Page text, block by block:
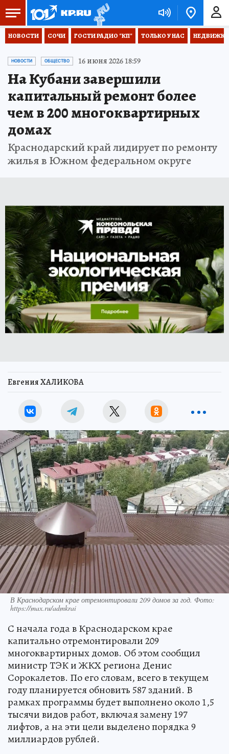
НОВОСТИ СОЧИ ГОСТИ РАДИО "КП" ТОЛЬКО У НАС НЕДВИЖКА
НОВОСТИ ОБЩЕСТВО 16 июня 2026 18:59
На Кубани завершили
капитальный ремонт более
чем в 200 многоквартирных
домах
Краснодарский край лидирует по ремонту
жилья в Южном федеральном округе
Евгения ХАЛИКОВА
В Краснодарском крае отремонтировали 209 домов за год. Фото:
https://max.ru/admkrai
С начала года в Краснодарском крае
капитально отремонтировали 209
многоквартирных домов. Об этом сообщил
министр ТЭК и ЖКХ региона Денис
Сорокалетов. По его словам, всего в текущем
году планируется обновить 587 зданий. В
рамках программы будет выполнено около 1,5
тысячи видов работ, включая замену 197
лифтов, а на эти цели выделено порядка 9
миллиардов рублей.